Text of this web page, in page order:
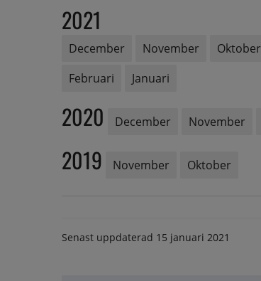
2021
December November Oktober
Februari
Januari
2020 December November
2019 November Oktober
Senast uppdaterad 15 januari 2021